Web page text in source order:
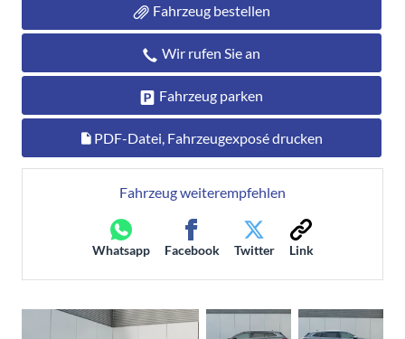
Fahrzeug bestellen
Wir rufen Sie an
Fahrzeug parken
PDF-Datei, Fahrzeugexposé drucken
Fahrzeug weiterempfehlen
Whatsapp Facebook Twitter Link